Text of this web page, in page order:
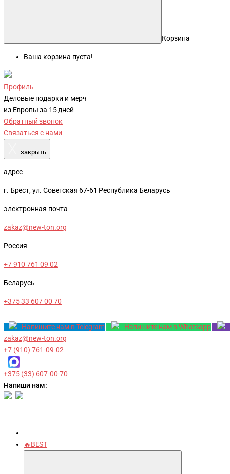
Корзина
Ваша корзина пуста!
Профиль
Деловые подарки и мерч
из Европы за 15 дней
Обратный звонок
Связаться с нами
закрыть
адрес
г. Брест, ул. Советская 67-61 Республика Беларусь
электронная почта
zakaz@new-ton.org
Россия
+7 910 761 09 02
Беларусь
+375 33 607 00 70
Напишите нам в Telegram Напишите нам в Whatsapp
zakaz@new-ton.org
+7 (910) 761-09-02
+375 (33) 607-00-70
Напиши нам:
🔥BEST